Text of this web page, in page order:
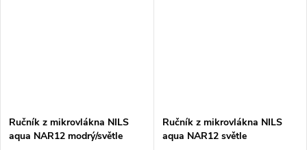
Ručník z mikrovlákna NILS
aqua NAR12 modrý/světle
Ručník z mikrovlákna NILS
aqua NAR12 světle